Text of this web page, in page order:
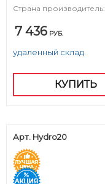
Страна производитель:
7 436 РУБ.
удаленный склад.
КУПИТЬ
Арт. Hydro20